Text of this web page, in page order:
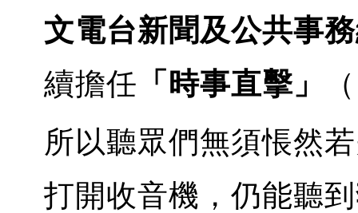
文電台新聞及公共事
續擔任 「時事直擊」
所以聽眾們無須悵然
打開收音機，仍能聽到